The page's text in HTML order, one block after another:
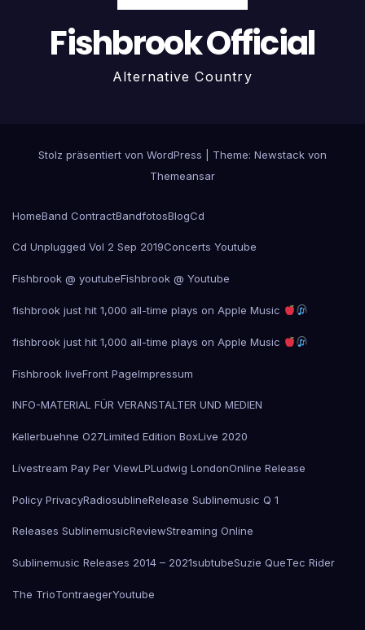
Fishbrook Official
Alternative Country
Stolz präsentiert von WordPress Theme: Newstack von
Themeansar
HomeBand ContractBandfotosBlogCd
Cd Unplugged Vol 2 Sep 2019Concerts Youtube
Fishbrook @ youtubeFishbrook @ Youtube
fishbrook just hit 1,000 all-time plays on Apple Music
fishbrook just hit 1,000 all-time plays on Apple Music
Fishbrook liveFront PageImpressum
INFO-MATERIAL FÜR VERANSTALTER UND MEDIEN
Kellerbuehne O27Limited Edition BoxLive 2020
Lívestream Pay Per ViewLPLudwig LondonOnline Release
Policy PrivacyRadiosublineRelease Sublinemusic Q 1
Releases SublinemusicReviewStreaming Online
Sublinemusic Releases 2014 – 2021subtubeSuzie QueTec Rider
The TrioTontraegerYoutube